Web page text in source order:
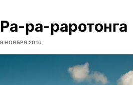
Ра-ра-раротонга
9 НОЯБРЯ 2010